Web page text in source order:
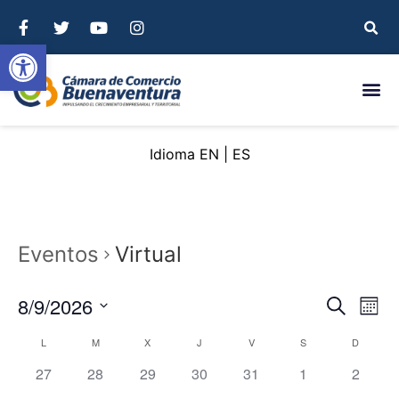
Abrir barra de herramientas
EN ES
Eventos Virtual
de
Buscar
8/9/2026
fecha.
Calendario
de
L M X J V S D
0 eventos,
27 0 eventos,
28 0 eventos,
29 0 eventos,
30 0 eventos,
31 0 eventos,
1 0
2